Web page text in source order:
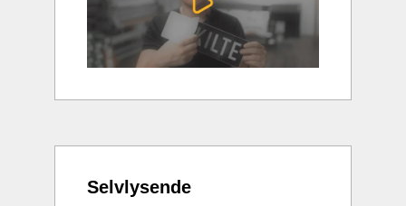
Selvlysende